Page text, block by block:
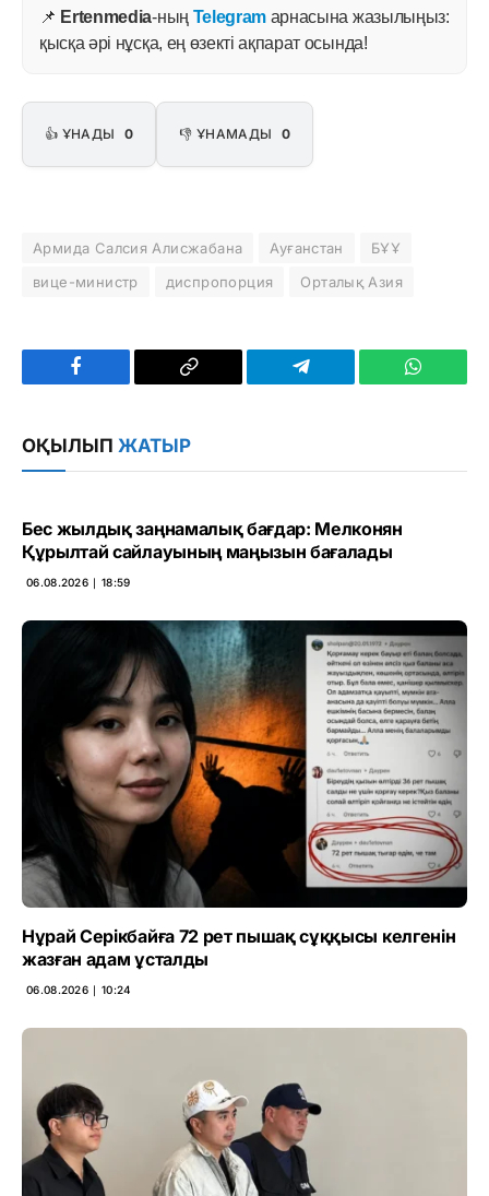
📌 Ertenmedia-ның Telegram арнасына жазылыңыз:
қысқа әрі нұсқа, ең өзекті ақпарат осында!
👍 ҰНАДЫ 0 👎 ҰНАМАДЫ 0
Армида Салсия Алисжабана Ауғанстан
БҰҰ
вице-министр
диспропорция Орталық Азия
Facebook
Copy
Telegram
ОҚЫЛЫП ЖАТЫР
Бес жылдық заңнамалық бағдар: Мелконян
Құрылтай сайлауының маңызын бағалады
06.08.2026 ∣ 18:59
Нұрай Серікбайға 72 рет пышақ сұққысы келгенін
жазған адам ұсталды
06.08.2026 ∣ 10:24